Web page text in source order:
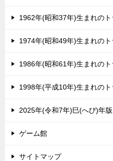
1962年(昭和37年)生まれの
1974年(昭和49年)生まれの
1986年(昭和61年)生まれの
1998年(平成10年)生まれの
2025年(令和7年)巳(へび)年
ゲーム館
サイトマップ